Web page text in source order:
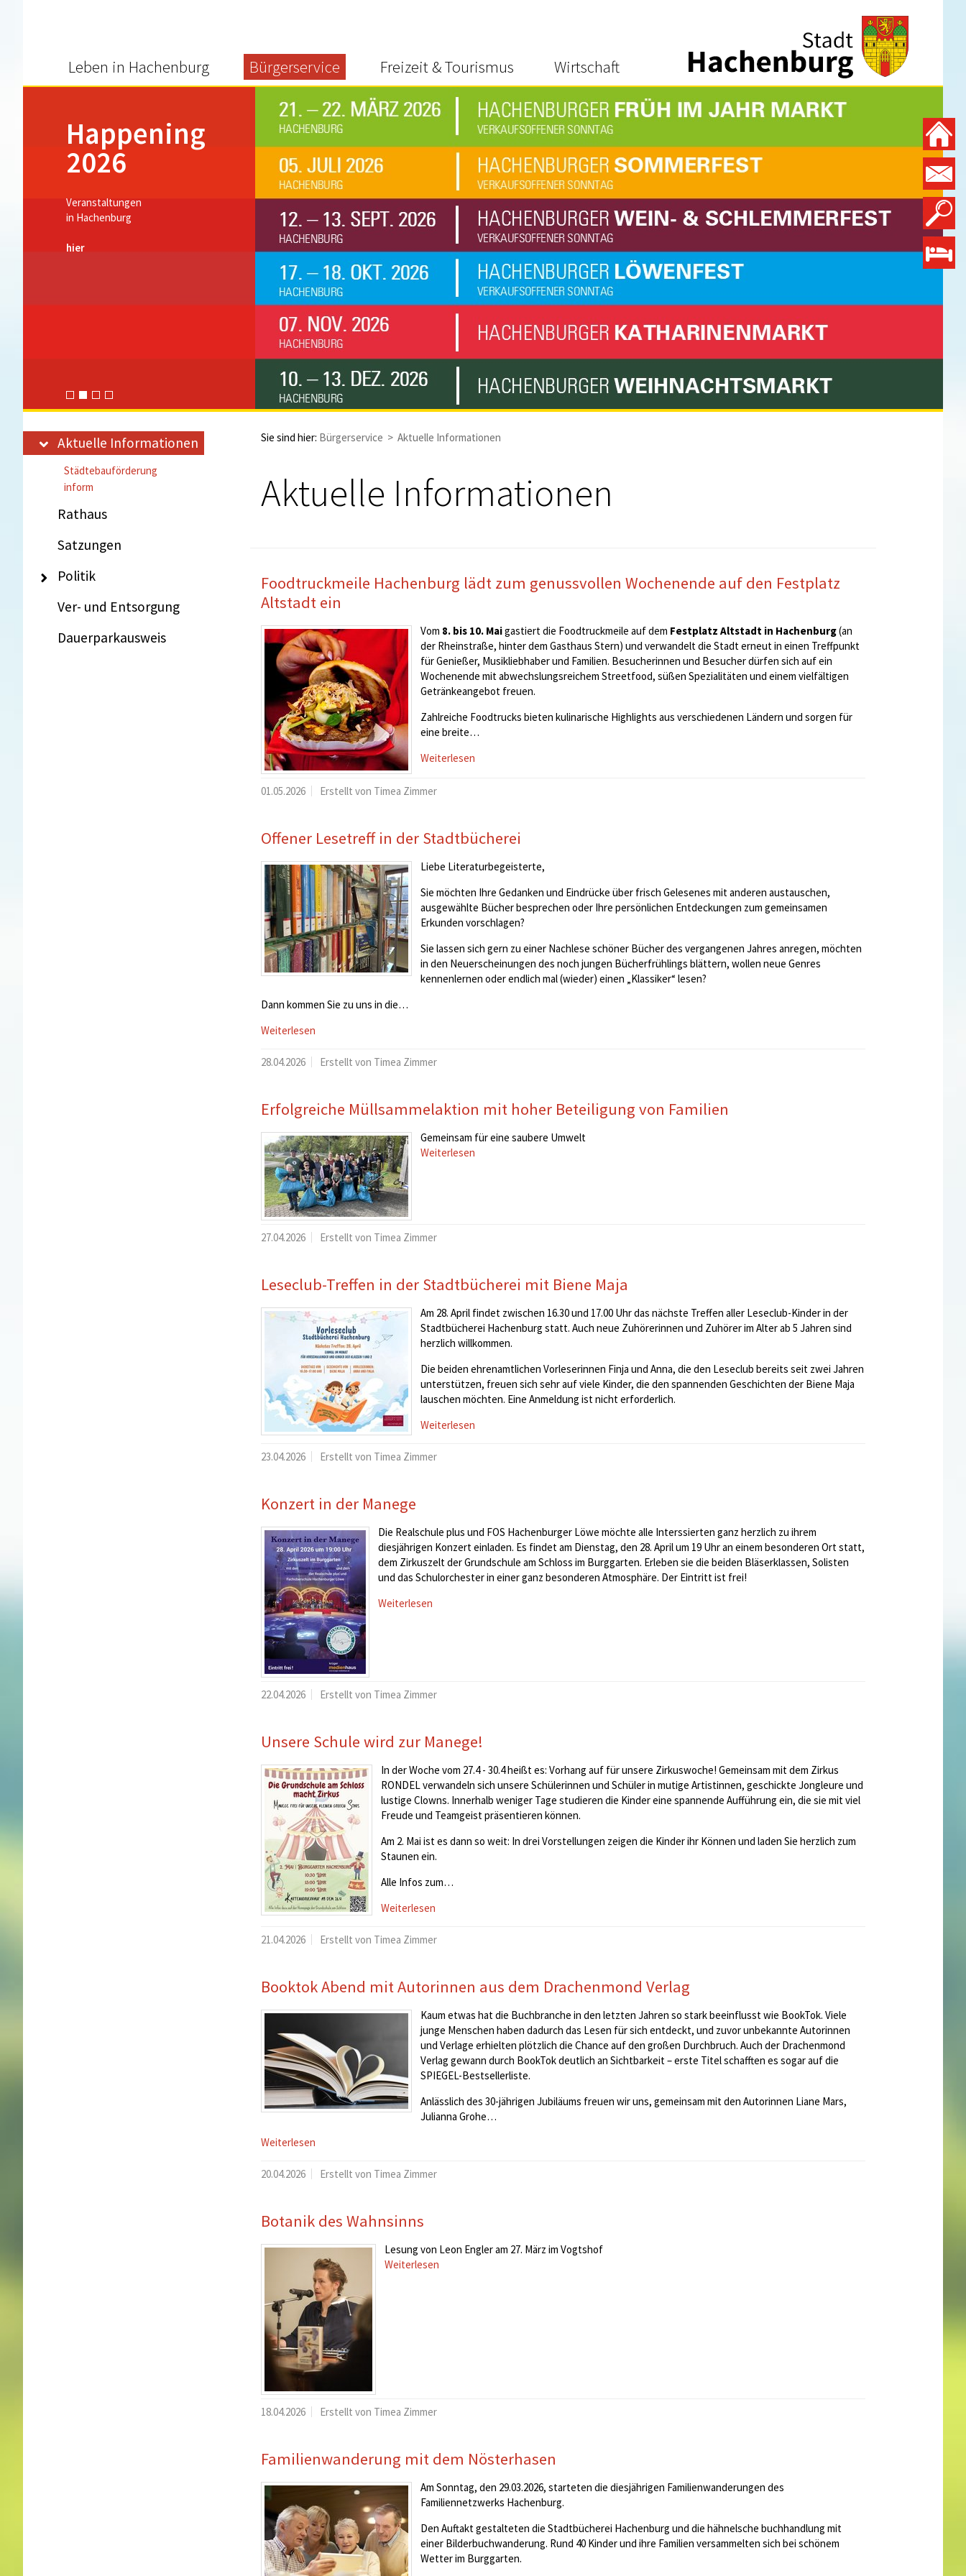
Stadt Hachenburg
Leben in Hachenburg Bürgerservice Freizeit & Tourismus Wirtschaft
Happening
2026
Veranstaltungen
in Hachenburg
hier
Aktuelle Informationen
Städtebauförderung
inform
Rathaus
Satzungen
Politik
Ver- und Entsorgung
Dauerparkausweis
Sie sind hier: Bürgerservice > Aktuelle Informationen
Aktuelle Informationen
Foodtruckmeile Hachenburg lädt zum genussvollen Wochenende auf den Festplatz
Altstadt ein
Vom 8. bis 10. Maigastiert die Foodtruckmeile auf dem Festplatz Altstadt in Hachenburg(an
der Rheinstraße, hinter dem Gasthaus Stern) und verwandelt die Stadt erneut in einen Treffpunkt
für Genießer, Musikliebhaber und Familien. Besucherinnen und Besucher dürfen sich auf ein
Wochenende mit abwechslungsreichem Streetfood, süßen Spezialitäten und einem vielfältigen
Getränkeangebot freuen.
Zahlreiche Foodtrucks bieten kulinarische Highlights aus verschiedenen Ländern und sorgen für
eine breite…
Weiterlesen
01.05.2026 Erstellt von Timea Zimmer
Offener Lesetreff in der Stadtbücherei
Liebe Literaturbegeisterte,
Sie möchten Ihre Gedanken und Eindrücke über frisch Gelesenes mit anderen austauschen,
ausgewählte Bücher besprechen oder Ihre persönlichen Entdeckungen zum gemeinsamen
Erkunden vorschlagen?
Sie lassen sich gern zu einer Nachlese schöner Bücher des vergangenen Jahres anregen, möchten
in den Neuerscheinungen des noch jungen Bücherfrühlings blättern, wollen neue Genres
kennenlernen oder endlich mal (wieder) einen „Klassiker“ lesen?
Dann kommen Sie zu uns in die…
Weiterlesen
28.04.2026 Erstellt von Timea Zimmer
Erfolgreiche Müllsammelaktion mit hoher Beteiligung von Familien
Gemeinsam für eine saubere Umwelt
Weiterlesen
27.04.2026 Erstellt von Timea Zimmer
Leseclub-Treffen in der Stadtbücherei mit Biene Maja
Am 28. April findet zwischen 16.30 und 17.00 Uhr das nächste Treffen aller Leseclub-Kinder in der
Stadtbücherei Hachenburg statt. Auch neue Zuhörerinnen und Zuhörer im Alter ab 5 Jahren sind
herzlich willkommen.
Die beiden ehrenamtlichen Vorleserinnen Finja und Anna, die den Leseclub bereits seit zwei Jahren
unterstützen, freuen sich sehr auf viele Kinder, die den spannenden Geschichten der Biene Maja
lauschen möchten. Eine Anmeldung ist nicht erforderlich.
Weiterlesen
23.04.2026 Erstellt von Timea Zimmer
Konzert in der Manege
Die Realschule plus und FOS Hachenburger Löwe möchte alle Interssierten ganz herzlich zu ihrem
diesjährigen Konzert einladen. Es findet am Dienstag, den 28. April um 19 Uhr an einem besonderen Ort statt,
dem Zirkuszelt der Grundschule am Schloss im Burggarten. Erleben sie die beiden Bläserklassen, Solisten
und das Schulorchester in einer ganz besonderen Atmosphäre. Der Eintritt ist frei!
Weiterlesen
22.04.2026 Erstellt von Timea Zimmer
Unsere Schule wird zur Manege!
In der Woche vom 27.4 - 30.4 heißt es: Vorhang auf für unsere Zirkuswoche! Gemeinsam mit dem Zirkus
RONDEL verwandeln sich unsere Schülerinnen und Schüler in mutige Artistinnen, geschickte Jongleure und
lustige Clowns. Innerhalb weniger Tage studieren die Kinder eine spannende Aufführung ein, die sie mit viel
Freude und Teamgeist präsentieren können.
Am 2. Mai ist es dann so weit: In drei Vorstellungen zeigen die Kinder ihr Können und laden Sie herzlich zum
Staunen ein.
Alle Infos zum…
Weiterlesen
21.04.2026 Erstellt von Timea Zimmer
Booktok Abend mit Autorinnen aus dem Drachenmond Verlag
Kaum etwas hat die Buchbranche in den letzten Jahren so stark beeinflusst wie BookTok. Viele
junge Menschen haben dadurch das Lesen für sich entdeckt, und zuvor unbekannte Autorinnen
und Verlage erhielten plötzlich die Chance auf den großen Durchbruch. Auch der Drachenmond
Verlag gewann durch BookTok deutlich an Sichtbarkeit – erste Titel schafften es sogar auf die
SPIEGEL-Bestsellerliste.
Anlässlich des 30-jährigen Jubiläums freuen wir uns, gemeinsam mit den Autorinnen Liane Mars,
Julianna Grohe…
Weiterlesen
20.04.2026 Erstellt von Timea Zimmer
Botanik des Wahnsinns
Lesung von Leon Engler am 27. März im Vogtshof
Weiterlesen
18.04.2026 Erstellt von Timea Zimmer
Familienwanderung mit dem Nösterhasen
Am Sonntag, den 29.03.2026, starteten die diesjährigen Familienwanderungen des
Familiennetzwerks Hachenburg.
Den Auftakt gestalteten die Stadtbücherei Hachenburg und die hähnelsche buchhandlung mit
einer Bilderbuchwanderung. Rund 40 Kinder und ihre Familien versammelten sich bei schönem
Wetter im Burggarten.